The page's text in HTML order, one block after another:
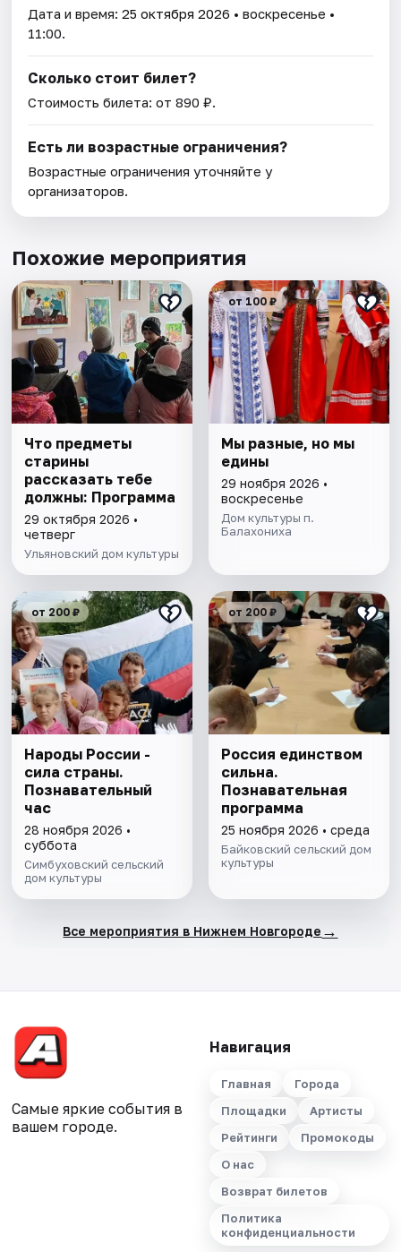
Дата и время:25 октября 2026 • воскресенье •
11:00.
Сколько стоит билет?
Стоимость билета: от 890 ₽.
Есть ли возрастные ограничения?
Возрастные ограничения уточняйте у
организаторов.
Похожие мероприятия
Что предметы
старины
рассказать тебе
должны: Программа
29 октября 2026 •
четверг
Ульяновский дом культуры
от 100 ₽
Мы разные, но мы
едины
29 ноября 2026 •
воскресенье
Дом культуры п.
Балахониха
от 200 ₽
Народы России -
сила страны.
Познавательный
час
28 ноября 2026 •
суббота
Симбуховский сельский
дом культуры
от 200 ₽
Россия единством
сильна.
Познавательная
программа
25 ноября 2026 • среда
Байковский сельский дом
культуры
Все мероприятия в Нижнем Новгороде →
Самые яркие события в
вашем городе.
Навигация
Главная
Города
Площадки
Артисты
Рейтинги
Промокоды
О нас
Возврат билетов
Политика
конфиденциальности